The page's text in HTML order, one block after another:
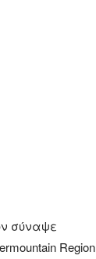
σύναψε
Region